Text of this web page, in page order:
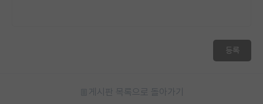
등록
게시판 목록으로 돌아가기